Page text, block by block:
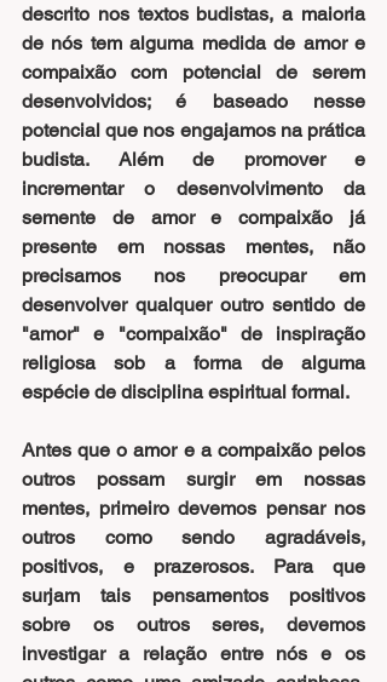
descrito nos textos budistas, a maioria
de nós tem alguma medida de amor e
compaixão com potencial de serem
desenvolvidos; é baseado nesse
potencial que nos engajamos na prática
budista. Além de promover e
incrementar o desenvolvimento da
semente de amor e compaixão já
presente em nossas mentes, não
precisamos nos preocupar em
desenvolver qualquer outro sentido de
"amor" e "compaixão" de inspiração
religiosa sob a forma de alguma
espécie de disciplina espiritual formal.
Antes que o amor e a compaixão pelos
outros possam surgir em nossas
mentes, primeiro devemos pensar nos
outros como sendo agradáveis,
positivos, e prazerosos. Para que
surjam tais pensamentos positivos
sobre os outros seres, devemos
investigar a relação entre nós e os